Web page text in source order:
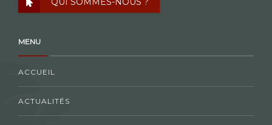
MENU
ACCUEIL
ACTUALITÉS